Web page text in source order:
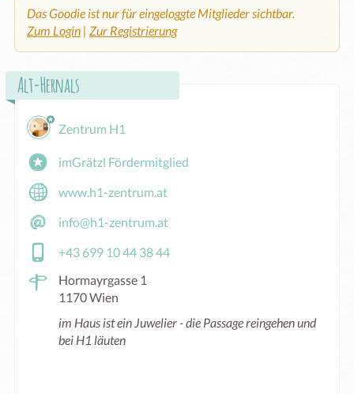
Das Goodie ist nur für eingeloggte Mitglieder sichtbar.
Zum Login | Zur Registrierung
Alt-Hernals
Zentrum H1
imGrätzl Fördermitglied
www.h1-zentrum.at
info@h1-zentrum.at
+43 699 10 44 38 44
Hormayrgasse 1
1170 Wien
im Haus ist ein Juwelier - die Passage reingehen und
bei H1 läuten